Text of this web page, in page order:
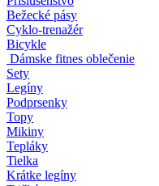
Bežecké pásy
Cyklo-trenažér
Bicykle
Dámske fitnes oblečenie
Sety
Legíny
Podprsenky
Topy
Mikiny
Tepláky
Tielka
Krátke legíny